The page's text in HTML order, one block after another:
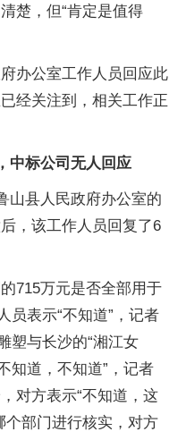
楚，但“肯定是值得
办公室工作人员回应此
经关注到，相关工作正
中标公司无人回应
山县人民政府办公室的
，该工作人员回复了6
715万元是否全部用于
员表示“不知道”，记者
塑与长沙的“湘江女
知道，不知道”，记者
对方表示“不知道，这
个部门进行核实，对方